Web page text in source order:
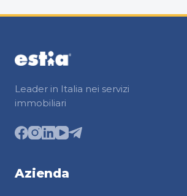
Leader in Italia nei servizi
immobiliari
Azienda